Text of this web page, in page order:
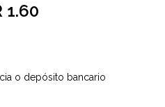
1.60
o depósito bancario